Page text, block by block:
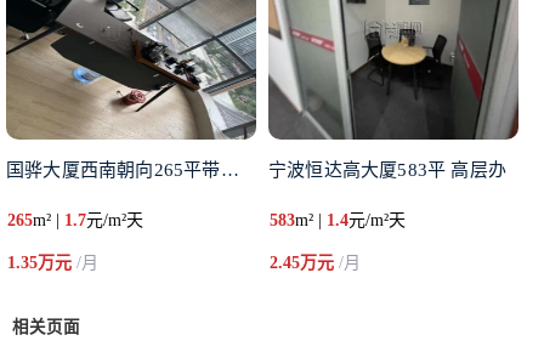
国骅大厦西南朝向265平带家具
265m² | 1.7元/m²天
1.35万元 /月
宁波恒达高大厦583平 高层办
583m² | 1.4元/m²天
2.45万元/月
相关页面